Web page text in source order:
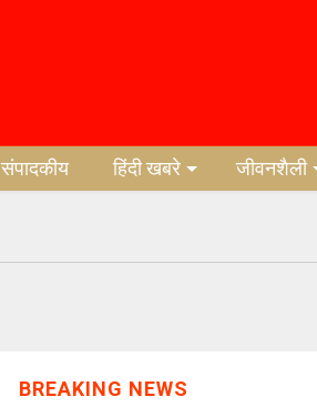
संपादकीय हिंदी खबरे जीवनशैली
BREAKING NEWS